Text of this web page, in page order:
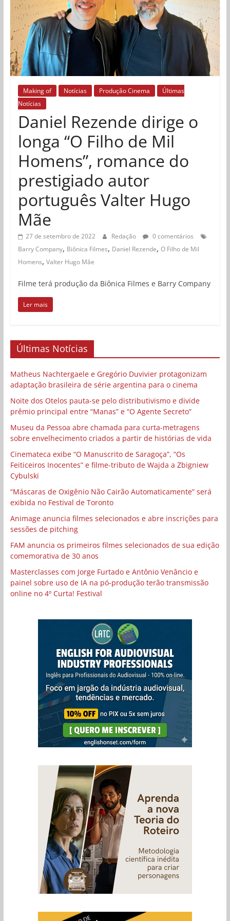
Making of Notícias Produção Cinema
Últimas
Notícias
Daniel Rezende dirige o
longa “O Filho de Mil
Homens”, romance do
prestigiado autor
português Valter Hugo
Mãe
27 de setembro de 2022 Redação
0 comentários
Barry Company, Biônica Filmes, Daniel Rezende, O Filho de Mil
Homens, Valter Hugo Mãe
Filme terá produção da Biônica Filmes e Barry Company
Ler mais
Últimas Notícias
Matheus Nachtergaele e Gregório Duvivier protagonizam
adaptação brasileira de série argentina para o cinema
Noite dos Otelos pauta-se pelo distributivismo e divide
prêmio principal entre “Manas” e “O Agente Secreto”
Museu da Pessoa abre chamada para curta-metragens
sobre envelhecimento criados a partir de histórias de vida
Cinemateca exibe “O Manuscrito de Saragoça”, “Os
Feiticeiros Inocentes” e filme-tributo de Wajda a Zbigniew
Cybulski
“Máscaras de Oxigênio Não Cairão Automaticamente” será
exibida no Festival de Toronto
Animage anuncia filmes selecionados e abre inscrições para
sessões de pitching
FAM anuncia os primeiros filmes selecionados de sua edição
comemorativa de 30 anos
Masterclasses com Jorge Furtado e Antônio Venâncio e
painel sobre uso de IA na pó-produção terão transmissão
online no 4º Curta! Festival